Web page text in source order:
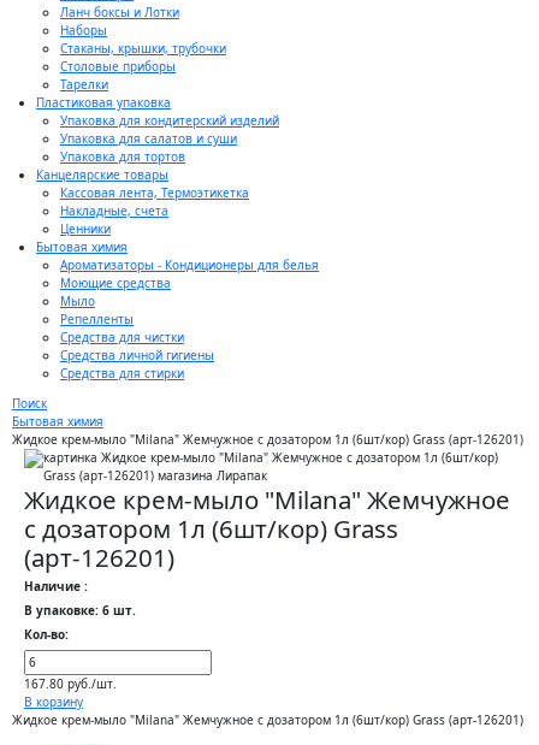
Ланч боксы и Лотки
Наборы
Стаканы, крышки, трубочки
Столовые приборы
Тарелки
Пластиковая упаковка
Упаковка для кондитерский изделий
Упаковка для салатов и суши
Упаковка для тортов
Канцелярские товары
Кассовая лента, Термоэтикетка
Накладные, счета
Ценники
Бытовая химия
Ароматизаторы - Кондиционеры для белья
Моющие средства
Мыло
Репелленты
Средства для чистки
Средства личной гигиены
Средства для стирки
Поиск
Бытовая химия
Жидкое крем-мыло "Milana" Жемчужное с дозатором 1л (6шт/кор) Grass (арт-126201)
Жидкое крем-мыло "Milana" Жемчужное
с дозатором 1л (6шт/кор) Grass
(арт-126201)
Наличие :
В упаковке: 6 шт.
Кол-во:
167.80 руб./шт.
В корзину
Жидкое крем-мыло "Milana" Жемчужное с дозатором 1л (6шт/кор) Grass (арт-126201)